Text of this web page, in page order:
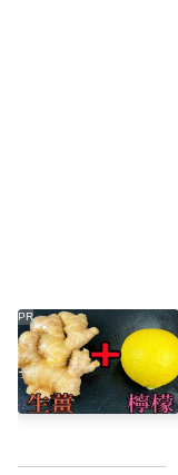
PR